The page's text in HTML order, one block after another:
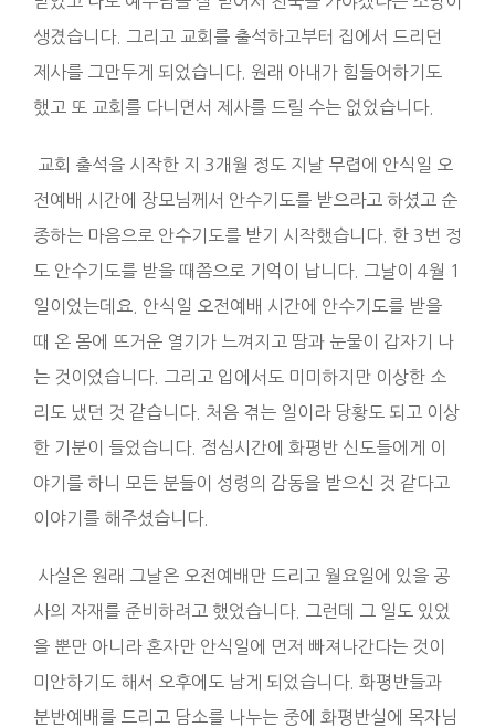
생겼습니다. 그리고 교회를 출석하고부터 집에서 드리던
제사를 그만두게 되었습니다. 원래 아내가 힘들어하기도
했고 또 교회를 다니면서 제사를 드릴 수는 없었습니다.
교회 출석을 시작한 지 3개월 정도 지날 무렵에 안식일 오
전예배 시간에 장모님께서 안수기도를 받으라고 하셨고 순
종하는 마음으로 안수기도를 받기 시작했습니다. 한 3번 정
도 안수기도를 받을 때쯤으로 기억이 납니다. 그날이 4월 1
일이었는데요. 안식일 오전예배 시간에 안수기도를 받을
때 온 몸에 뜨거운 열기가 느껴지고 땀과 눈물이 갑자기 나
는 것이었습니다. 그리고 입에서도 미미하지만 이상한 소
리도 냈던 것 같습니다. 처음 겪는 일이라 당황도 되고 이상
한 기분이 들었습니다. 점심시간에 화평반 신도들에게 이
야기를 하니 모든 분들이 성령의 감동을 받으신 것 같다고
이야기를 해주셨습니다.
사실은 원래 그날은 오전예배만 드리고 월요일에 있을 공
사의 자재를 준비하려고 했었습니다. 그런데 그 일도 있었
을 뿐만 아니라 혼자만 안식일에 먼저 빠져나간다는 것이
미안하기도 해서 오후에도 남게 되었습니다. 화평반들과
분반예배를 드리고 담소를 나누는 중에 화평반실에 목자님